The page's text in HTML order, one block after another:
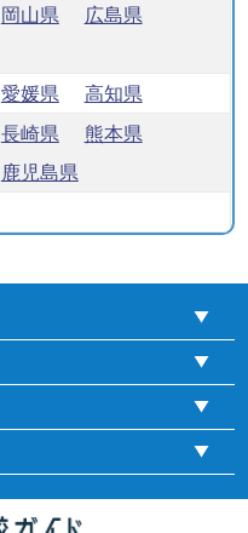
岡山県
広島県
愛媛県 高知県
長崎県
熊本県
鹿児島県